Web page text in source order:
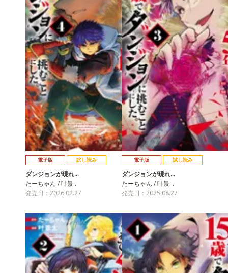
電子版 試し読み
ダンジョンが現れ…
たーちゃん / 叶景…
発売日：2026.02.27
電子版 試し読み
ダンジョンが現れ…
たーちゃん / 叶景…
発売日：2025.08.27